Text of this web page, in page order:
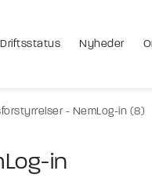
Driftsstatus Nyheder
- NemLog-in (8)
in